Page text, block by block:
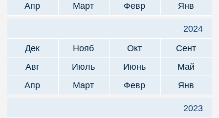
Апр
Март Февр Янв
2024
Дек
Нояб Окт
Сент
Авг
Июль Июнь
Май
Апр
Март Февр Янв
2023